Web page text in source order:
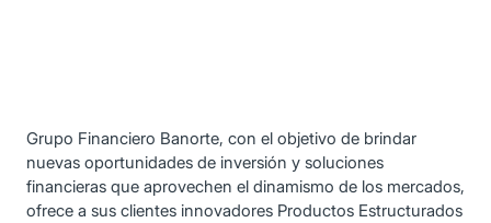
Grupo Financiero Banorte, con el objetivo de brindar
nuevas oportunidades de inversión y soluciones
financieras que aprovechen el dinamismo de los mercados,
ofrece a sus clientes innovadores Productos Estructurados